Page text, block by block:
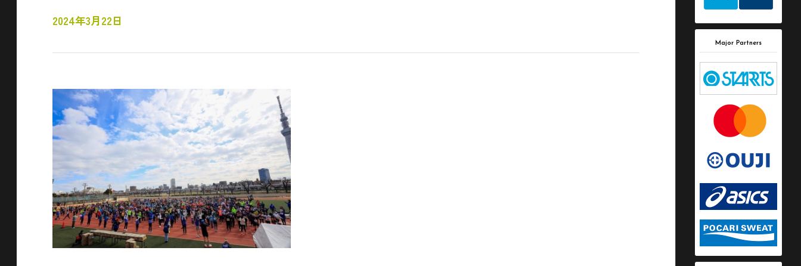
2024年3月22日
Major Partners